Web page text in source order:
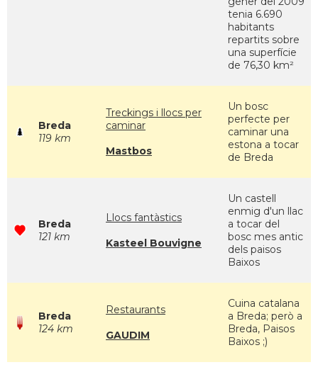
tenia 6.690
habitants
repartits sobre
una superfície
de 76,30 km²
Breda
119 km
Treckings i llocs per
caminar
Mastbos
Un bosc
perfecte per
caminar una
estona a tocar
de Breda
Breda
121 km
Llocs fantàstics
Kasteel Bouvigne
Un castell
enmig d'un llac
a tocar del
bosc mes antic
dels paisos
Baixos
Breda
124 km
Restaurants
GAUDIM
Cuina catalana
a Breda; però a
Breda, Paisos
Baixos ;)